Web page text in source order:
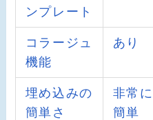
ンプレート
コラージュ
機能
あり
埋め込みの
簡単さ
非常に
簡単